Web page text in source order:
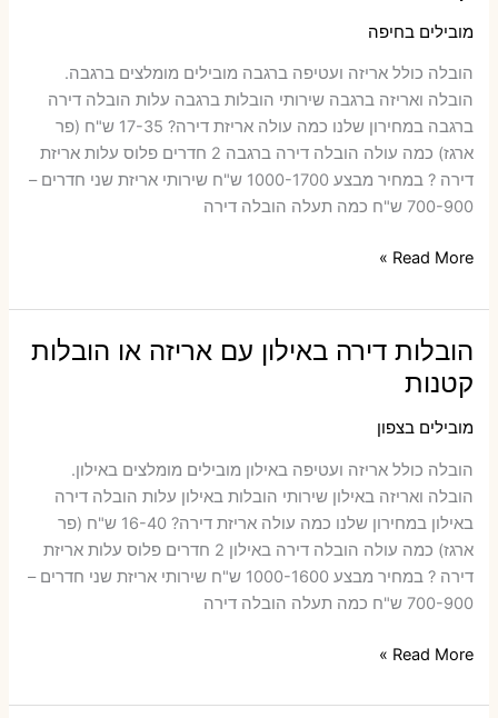
הובלות
מובילים בחיפה
הובלה כולל אריזה ועטיפה ברגבה ‫מובילים מומלצים ברגבה.
הובלה ואריזה ברגבה שירותי הובלות ברגבה עלות הובלה דירה
ברגבה במחירון שלנו כמה עולה אריזת דירה​? 17-35 ש"ח (פר
ארגז) כמה עולה הובלה דירה ברגבה 2 חדרים פלוס עלות אריזת
דירה ? במחיר מבצע 1000-1700 ש"ח שירותי אריזת שני חדרים –
700-900 ש"ח כמה תעלה הובלה דירה
הובלות
ברגבה
אריזה
או
הובלות
Read More »
הובלות דירה באילון עם אריזה או הובלות
קטנות
מובילים בצפון
הובלה כולל אריזה ועטיפה באילון ‫מובילים מומלצים באילון.
הובלה ואריזה באילון שירותי הובלות באילון עלות הובלה דירה
באילון במחירון שלנו כמה עולה אריזת דירה​? 16-40 ש"ח (פר
ארגז) כמה עולה הובלה דירה באילון 2 חדרים פלוס עלות אריזת
דירה ? במחיר מבצע 1000-1600 ש"ח שירותי אריזת שני חדרים –
700-900 ש"ח כמה תעלה הובלה דירה
הובלות
באילון
Read More »